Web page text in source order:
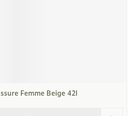
Femme Beige 42l